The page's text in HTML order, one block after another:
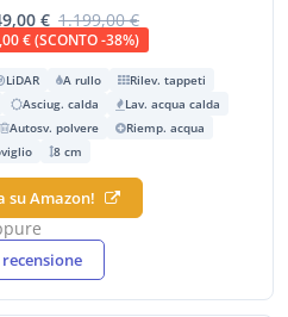
€ 1.199,00 €
€ (SCONTO -38%)
LiDAR A rullo
Rilev. tappeti
Asciug. calda
Lav. acqua calda
Autosv. polvere
Riemp. acqua
8 cm
su Amazon!